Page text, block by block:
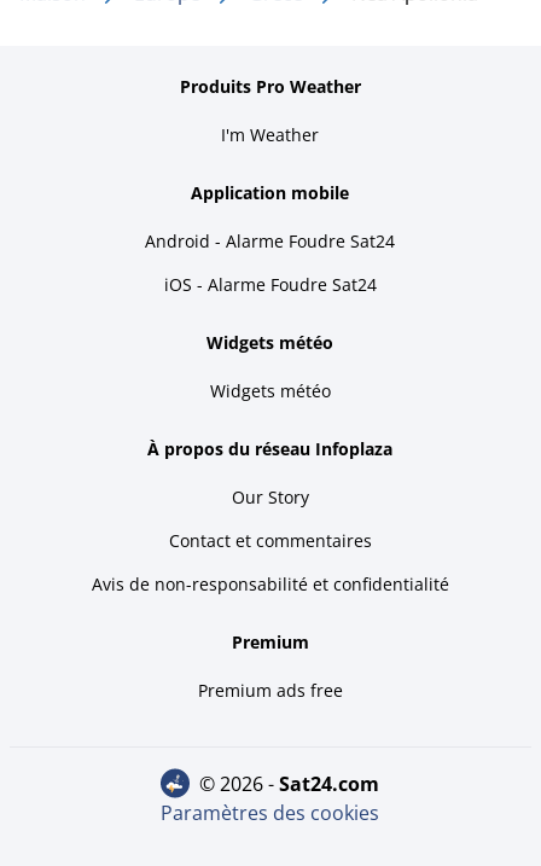
Produits Pro Weather
I'm Weather
Application mobile
Android - Alarme Foudre Sat24
iOS - Alarme Foudre Sat24
Widgets météo
Widgets météo
À propos du réseau Infoplaza
Our Story
Contact et commentaires
Avis de non-responsabilité et confidentialité
Premium
Premium ads free
© 2026 - sat24.com
Paramètres des cookies